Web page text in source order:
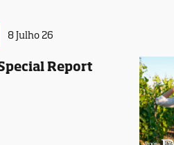
8 Julho 26
Report